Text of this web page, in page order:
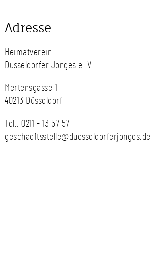
Adresse
Heimatverein
Düsseldorfer Jonges e. V.
Mertensgasse 1
40213 Düsseldorf
Tel.: 0211 - 13 57 57
geschaeftsstelle@duesseldorferjonges.de